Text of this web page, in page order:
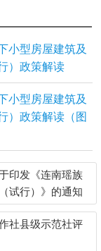
小型房屋建筑及
）政策解读
小型房屋建筑及
）政策解读（图
印发《连南瑶族
试行）》的通知
社县级示范社评